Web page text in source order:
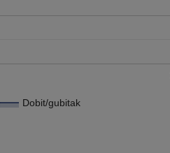
Dobit/gubitak